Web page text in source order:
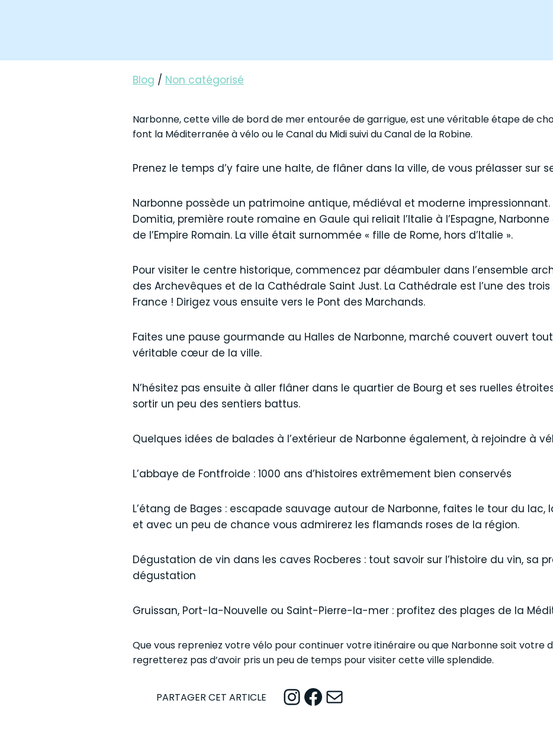
Blog / Non catégorisé
Narbonne, cette ville de bord de mer entourée de garrigue, est une véritable étape de
font la Méditerranée à vélo ou le Canal du Midi suivi du Canal de la Robine.
Prenez le temps d’y faire une halte, de flâner dans la ville, de vous prélasser sur
Narbonne possède un patrimoine antique, médiéval et moderne impressionnant.
Domitia, première route romaine en Gaule qui reliait l’Italie à l’Espagne,
de l’Empire Romain. La ville était surnommée « fille de Rome, hors d’Italie ».
Pour visiter le centre historique, commencez par déambuler dans l’ensemble
des Archevêques et de la Cathédrale Saint Just. La Cathédrale est l’une des
France ! Dirigez vous ensuite vers le Pont des Marchands.
Faites une pause gourmande au Halles de Narbonne, marché couvert ouvert
véritable cœur de la ville.
N’hésitez pas ensuite à aller flâner dans le quartier de Bourg et ses ruelles
sortir un peu des sentiers battus.
Quelques idées de balades à l’extérieur de Narbonne également, à rejoindre à
L’abbaye de Fontfroide : 1000 ans d’histoires extrêmement bien conservés
L’étang de Bages : escapade sauvage autour de Narbonne, faites le tour du lac,
et avec un peu de chance vous admirerez les flamands roses de la région.
Dégustation de vin dans les caves Rocberes : tout savoir sur l’histoire du vin, sa
dégustation
Gruissan, Port-la-Nouvelle ou Saint-Pierre-la-mer : profitez des plages de la
Que vous repreniez votre vélo pour continuer votre itinéraire ou que Narbonne soit votre
regretterez pas d’avoir pris un peu de temps pour visiter cette ville splendide.
PARTAGER CET ARTICLE InstagramFacebook Mail